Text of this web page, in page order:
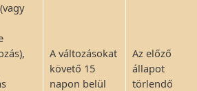
A változásokat
követő 15
napon belül
Az előző
állapot
törlendő